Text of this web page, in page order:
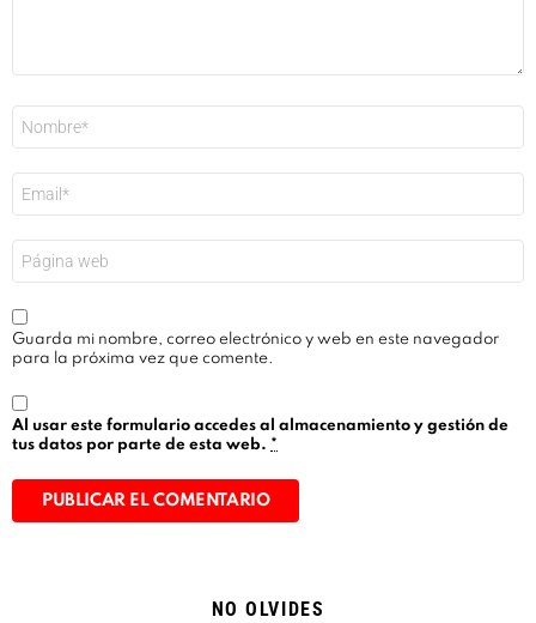
electrónico
*
Guarda mi nombre, correo electrónico y web en este navegador
para la próxima vez que comente.
Al usar este formulario accedes al almacenamiento y gestión de
tus datos por parte de esta web. *
NO OLVIDES